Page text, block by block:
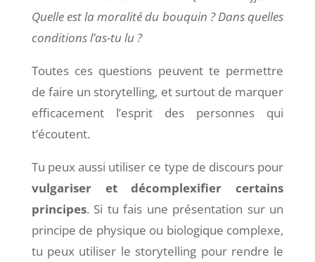
Quelle est la moralité du bouquin ?Dans quelles
conditions l’as-tu lu ?
Toutes ces questions peuvent te permettre
de faire un storytelling, et surtout de marquer
efficacement l’esprit des personnes qui
t’écoutent.
Tu peux aussi utiliser ce type de discours pour
vulgariser et décomplexifier certains
principes. Si tu fais une présentation sur un
principe de physique ou biologique complexe,
tu peux utiliser le storytelling pour rendre le